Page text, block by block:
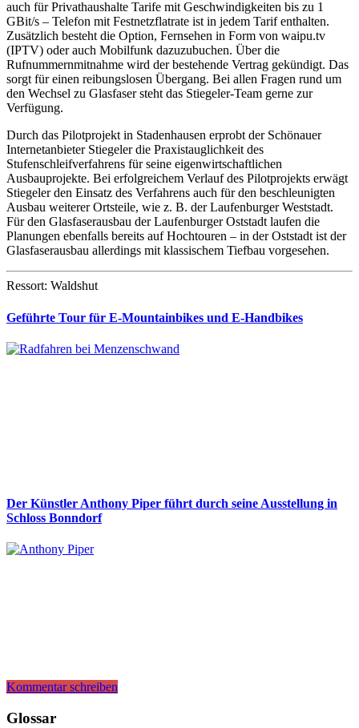
auch für Privathaushalte Tarife mit Geschwindigkeiten bis zu 1
GBit/s – Telefon mit Festnetzflatrate ist in jedem Tarif enthalten.
Zusätzlich besteht die Option, Fernsehen in Form von waipu.tv
(IPTV) oder auch Mobilfunk dazuzubuchen. Über die
Rufnummernmitnahme wird der bestehende Vertrag gekündigt. Das
sorgt für einen reibungslosen Übergang. Bei allen Fragen rund um
den Wechsel zu Glasfaser steht das Stiegeler-Team gerne zur
Verfügung.
Durch das Pilotprojekt in Stadenhausen erprobt der Schönauer
Internetanbieter Stiegeler die Praxistauglichkeit des
Stufenschleifverfahrens für seine eigenwirtschaftlichen
Ausbauprojekte. Bei erfolgreichem Verlauf des Pilotprojekts erwägt
Stiegeler den Einsatz des Verfahrens auch für den beschleunigten
Ausbau weiterer Ortsteile, wie z. B. der Laufenburger Weststadt.
Für den Glasfaserausbau der Laufenburger Oststadt laufen die
Planungen ebenfalls bereits auf Hochtouren – in der Oststadt ist der
Glasfaserausbau allerdings mit klassischem Tiefbau vorgesehen.
Ressort: Waldshut
Geführte Tour für E-Mountainbikes und E-Handbikes
Der Künstler Anthony Piper führt durch seine Ausstellung in
Schloss Bonndorf
Kommentar schreiben
Glossar